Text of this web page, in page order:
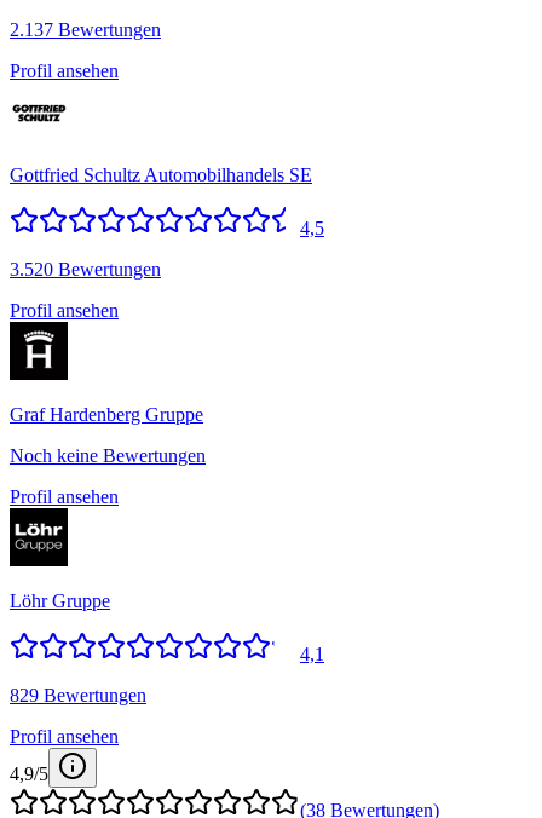
2.137 Bewertungen
Profil ansehen
Gottfried Schultz Automobilhandels SE
4,5
3.520 Bewertungen
Profil ansehen
Graf Hardenberg Gruppe
Noch keine Bewertungen
Profil ansehen
Löhr Gruppe
4,1
829 Bewertungen
Profil ansehen
4,9/5
(38 Bewertungen)